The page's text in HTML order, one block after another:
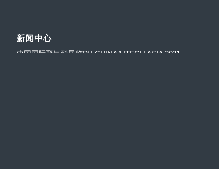
新闻中心
中国国际聚氨酯展览PU CHINA/UTECH ASIA 2021